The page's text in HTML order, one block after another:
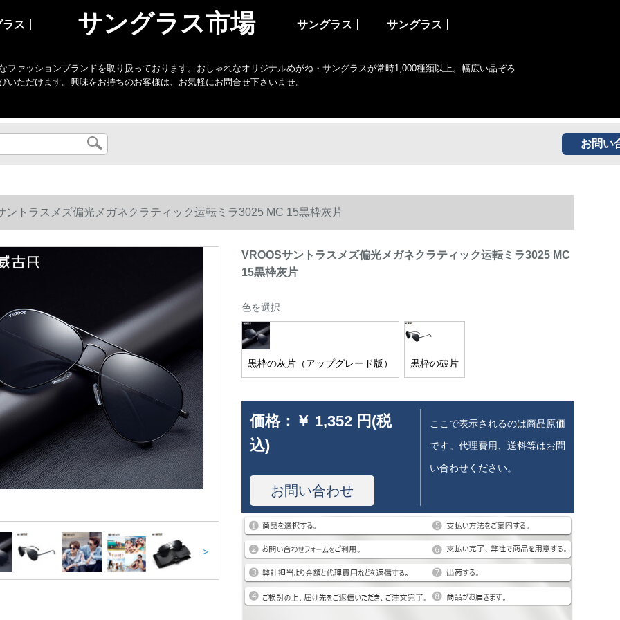
ス丨 サングラス市場 サングラス丨 サングラス丨
ファッションブランドを取り扱っております。おしゃれなオリジナルめがね・サングラスが常時1,000種類以上。幅広い品ぞろ
いただけます。興味をお持ちのお客様は、お気軽にお問合せ下さいませ。
お問い
ントラスメズ偏光メガネクラティック运転ミラ3025 MC 15黒枠灰片
>
VROOSサントラスメズ偏光メガネクラティック运転ミラ3025 MC
15黒枠灰片
色を選択
黒枠の灰片（アップグレード版） 黒枠の破片
価格： ￥ 1,352 円(税
込)
お問い合わせ
ここで表示されるのは商品原価
です。代理費用、送料等はお問
い合わせください。